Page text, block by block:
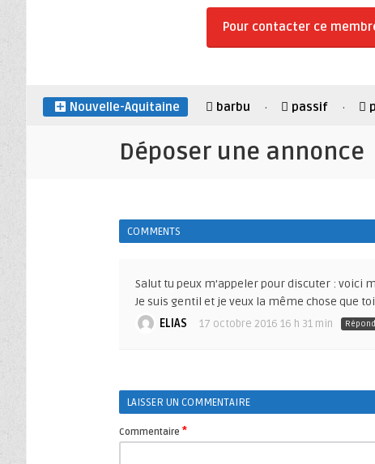
Pour contacter ce
Nouvelle-Aquitaine barbu · passif ·
Déposer une annonce
COMMENTS
Salut tu peux m’appeler pour discuter : voici
Je suis gentil et je veux la même chose que toi
ELIAS
17 octobre 2016 16 h 31 min
LAISSER UN COMMENTAIRE
Commentaire *